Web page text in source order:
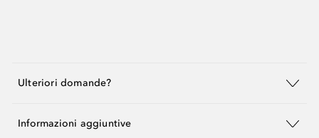
Ulteriori domande?
Informazioni aggiuntive